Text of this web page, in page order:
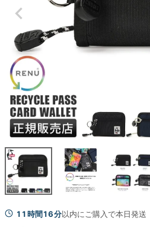
11時間16分以内にご購入で本日発送